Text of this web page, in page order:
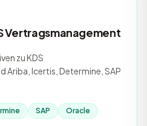
Vertragsmanagement
zu KDS
Ariba, Icertis, Determine, SAP
SAP Oracle